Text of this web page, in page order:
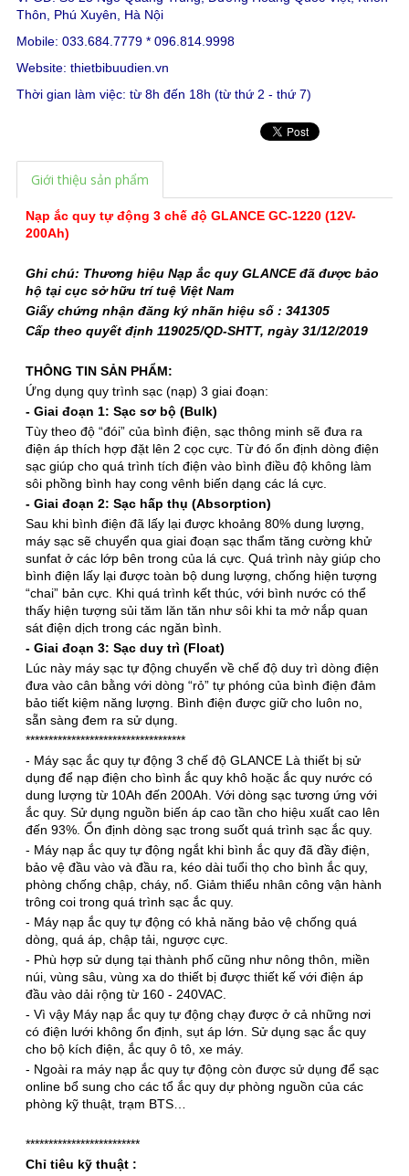
Thôn, Phú Xuyên, Hà Nội
Mobile: 033.684.7779 * 096.814.9998
Website: thietbibuudien.vn
Thời gian làm việc: từ 8h đến 18h (từ thứ 2 - thứ 7)
Giới thiệu sản phẩm
Nạp ắc quy
tự động 3 chế độ GLANCE GC-1220 (12V-
200Ah)
Ghi chú: Thương hiệu Nạp ắc quy GLANCE đã được bảo
hộ tại cục sở hữu trí tuệ Việt Nam
Giấy chứng nhận đăng ký nhãn hiệu số : 341305
Cấp theo quyết định 119025/QD-SHTT, ngày 31/12/2019
THÔNG TIN SẢN PHẨM:
Ứng dụng quy trình sạc (nạp) 3 giai đoạn:
- Giai đoạn 1: Sạc sơ bộ (Bulk)
Tùy theo độ “đói” của bình điện, sạc thông minh sẽ đưa ra
điện áp thích hợp đặt lên 2 cọc cực. Từ đó ổn định dòng điện
sạc giúp cho quá trình tích điện vào bình điều độ không làm
sôi phồng bình hay cong vênh biến dạng các lá cực.
- Giai đoạn 2: Sạc hấp thụ (Absorption)
Sau khi bình điện đã lấy lại được khoảng 80% dung lượng,
máy sạc sẽ chuyển qua giai đoạn sạc thẩm tăng cường khử
sunfat ở các lớp bên trong của lá cực. Quá trình này giúp cho
bình điện lấy lại được toàn bộ dung lượng, chống hiện tượng
“chai” bản cực. Khi quá trình kết thúc, với bình nước có thể
thấy hiện tượng sủi tăm lăn tăn như sôi khi ta mở nắp quan
sát điện dịch trong các ngăn bình.
- Giai đoạn 3: Sạc duy trì (Float)
Lúc này máy sạc tự động chuyển về chế độ duy trì dòng điện
đưa vào cân bằng với dòng “rỏ” tự phóng của bình điện đảm
bảo tiết kiệm năng lượng. Bình điện được giữ cho luôn no,
sẵn sàng đem ra sử dụng.
***********************************
- Máy
sạc ắc quy tự động
3 chế độ GLANCE Là thiết bị sử
dụng để nạp điện cho bình ắc quy khô hoặc ắc quy nước có
dung lượng từ 10Ah đến 200Ah. Với dòng sạc tương ứng với
ắc quy. Sử dụng nguồn biến áp cao tần cho hiệu xuất cao lên
đến 93%. Ổn định dòng sạc trong suốt quá trình sạc ắc quy.
- Máy nạp ắc quy tự động ngắt khi bình ắc quy đã đầy điện,
bảo vệ đầu vào và đầu ra, kéo dài tuổi thọ cho bình ắc quy,
phòng chống chập, cháy, nổ. Giảm thiểu nhân công vận hành
trông coi trong quá trình sạc ắc quy.
- Máy
nạp ắc quy
tự động có khả năng bảo vệ chống quá
dòng, quá áp, chập tải, ngược cực.
- Phù hợp sử dụng tại thành phố cũng như nông thôn, miền
núi, vùng sâu, vùng xa do thiết bị được thiết kế với điện áp
đầu vào dải rộng từ 160 - 240VAC.
- Vì vậy Máy nạp ắc quy tự động chạy được ở cả những nơi
có điện lưới không ổn định, sụt áp lớn. Sử dụng sạc ắc quy
cho bộ kích điện, ắc quy ô tô, xe máy.
- Ngoài ra máy nạp ắc quy tự động còn được sử dụng để sạc
online bổ sung cho các tổ ắc quy dự phòng nguồn của các
phòng kỹ thuật, trạm BTS…
*************************
Chỉ tiêu kỹ thuật :